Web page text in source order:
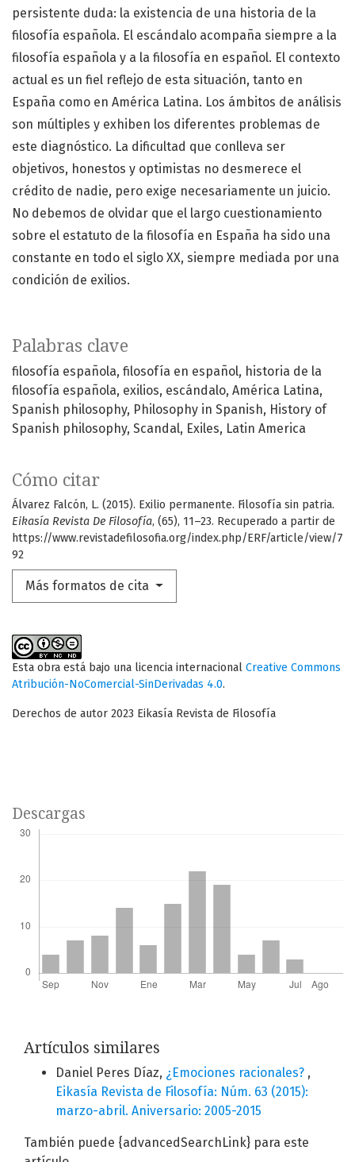
Palabras clave
filosofía española filosofía en español historia de la
filosofía española exilios escándalo América Latina
Spanish philosophy Philosophy in Spanish
History of
Spanish philosophy Scandal Exiles Latin America
Cómo citar
Álvarez Falcón, L. (2015). Exilio permanente. Filosofía sin patria.
Eikasía Revista De Filosofía, (65), 11–23. Recuperado a partir de
https://www.revistadefilosofia.org/index.php/ERF/article/view/7
92
Más formatos de cita
persistente duda: la existencia de una historia de la
filosofía española. El escándalo acompaña siempre a la
filosofía española y a la filosofía en español. El contexto
actual es un fiel reflejo de esta situación, tanto en
España como en América Latina. Los ámbitos de análisis
son múltiples y exhiben los diferentes problemas de
este diagnóstico. La dificultad que conlleva ser
objetivos, honestos y optimistas no desmerece el
crédito de nadie, pero exige necesariamente un juicio.
No debemos de olvidar que el largo cuestionamiento
sobre el estatuto de la filosofía en España ha sido una
constante en todo el siglo XX, siempre mediada por una
condición de exilios.
Esta obra está bajo una licencia internacional Creative Commons
Atribución-NoComercial-SinDerivadas 4.0.
Derechos de autor 2023 Eikasía Revista de Filosofía
Descargas
Artículos similares
Daniel Peres Díaz, ¿Emociones racionales? ,
Eikasía Revista de Filosofía: Núm. 63 (2015):
marzo-abril. Aniversario: 2005-2015
También puede {advancedSearchLink} para este